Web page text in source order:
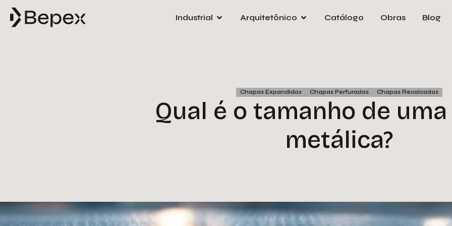
Industrial Arquitetônico Catálogo Obras Blog
Chapas Expandidas Chapas Perfuradas Chapas Recalcadas
Qual é o tamanho de
metálica?
Email